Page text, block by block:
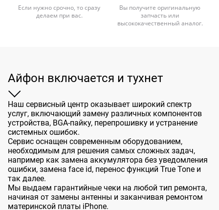
Если нужно срочно, то сразу
делаем при вас.
Вы получите оригинальную
запчасть или
высококачественный аналог.
Айфон включается и тухнет
Наш сервисный центр оказывает широкий спектр
услуг, включающий замену различных компонентов
устройства, BGA-пайку, перепрошивку и устранение
системных ошибок.
Сервис оснащен современным оборудованием,
необходимым для решения самых сложных задач,
например как замена аккумулятора без уведомления
ошибки, замена face id, перенос функций True Tone и
так далее.
Мы выдаем гарантийные чеки на любой тип ремонта,
начиная от замены антенны и заканчивая ремонтом
материнской платы iPhone.